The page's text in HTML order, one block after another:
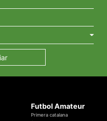
Futbol Amateur
Primera catalana